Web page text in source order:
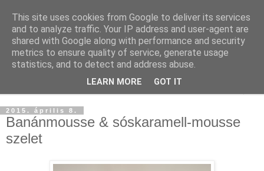
2015. április 8.
Banánmousse & sóskaramell-mousse
szelet
This site uses cookies from Google to deliver its services
and to analyze traffic. Your IP address and user-agent are
shared with Google along with performance and security
metrics to ensure quality of service, generate usage
statistics, and to detect and address abuse.
LEARN MORE GOT IT